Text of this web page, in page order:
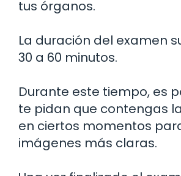
tus órganos.
La duración del examen
30 a 60 minutos.
Durante este tiempo, es
te pidan que contengas
en ciertos momentos
imágenes más claras.